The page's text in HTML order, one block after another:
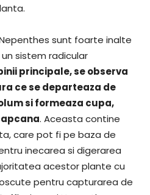
sunt foarte inalte
un sistem radicular
principale, se observa
ce se departeaza de
si formeaza cupa,
. Aceasta contine
care pot fi pe baza de
inecarea si digerarea
acestor plante cu
pentru capturarea de